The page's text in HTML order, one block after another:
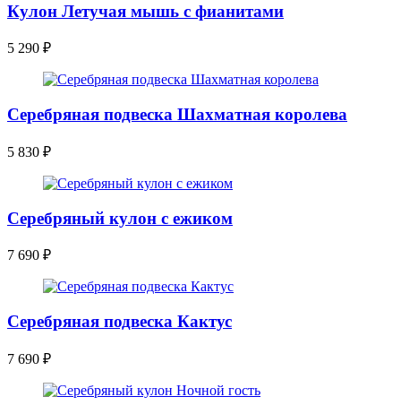
Кулон Летучая мышь с фианитами
5 290 ₽
Серебряная подвеска Шахматная королева
5 830 ₽
Серебряный кулон с ежиком
7 690 ₽
Серебряная подвеска Кактус
7 690 ₽